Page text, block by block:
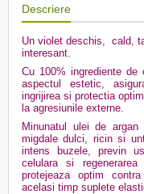
Descriere
Un violet deschis, cald,
interesant.
Cu 100% ingrediente de
aspectul estetic,
ingrijirea si protectia
la agresiunile externe.
Minunatul ulei de
migdale dulci, ricin si
intens buzele, previn
celulara si
protejeaza optim
acelasi timp suplete